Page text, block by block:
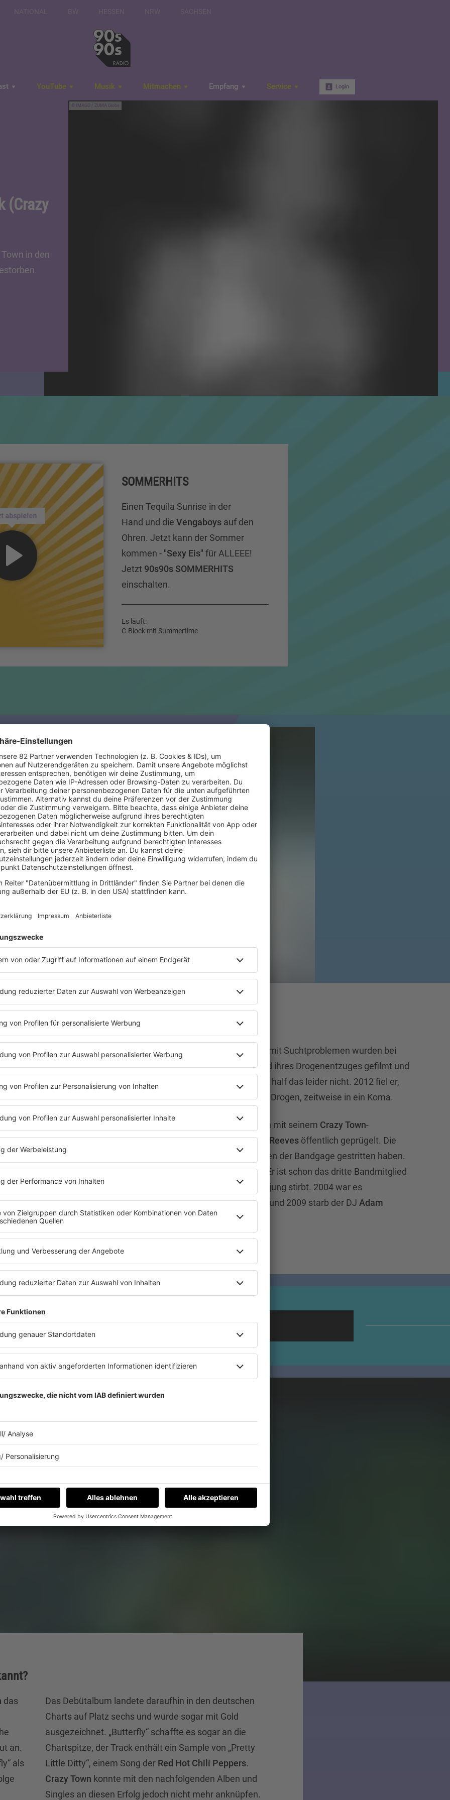
YouTube Musik Mitmachen Empfang Service Login
IMAGO / ZUMA Globe
(Crazy
in den
abspielen
SOMMERHITS
Einen Tequila Sunrise in der
Hand und die Vengaboys auf den
Ohren. Jetzt kann der Sommer
kommen - "Sexy Eis" für ALLEEE!
Jetzt 90s90s SOMMERHITS
einschalten.
Es läuft:
C-Block mit Summertime
(Crazy Town) wurde nur 49 Jahre alt
wurde der Sänger und Rapper Shifty
24. Juni 2024 tot in seinem Haus in Los
Der Frontmann von
Crazy Town
alt. Weitere Details zu den Umständen
noch nicht bekannt, aber er hatte im
immer wieder mit
bekam immer wieder Wind davon, dass
Drogensucht in den Griff zu
warShifty Shellshockbei der
Realityserie „Celebrity Rehab with Dr.
Drew“ dabei. Promis mit Suchtproblemen wurden bei
dieser Show während ihres Drogenentzuges gefilmt und
half das leider nicht. 2012 fiel er,
angeblich wegen der Drogen, zeitweise in ein Koma.
2023 hat er sich dann mit seinem Crazy Town-
BandkollegenBobby Reeves öffentlich geprügelt. Die
zwei sollen sich wegen der Bandgage gestritten haben.
Besonders tragisch: Er ist schon das dritte Bandmitglied
Crazy Town
, das jung stirbt. 2004 war es
GitarristRust Epique und 2009 starb der DJ Adam
Goldstein
das
an.
als
Das Debütalbum landete daraufhin in den deutschen
Charts auf Platz sechs und wurde sogar mit Gold
ausgezeichnet. „Butterfly“ schaffte es sogar an die
Chartspitze, der Track enthält ein Sample von „Pretty
Little Ditty“, einem Song der Red Hot Chili Peppers.
Crazy Town konnte mit den nachfolgenden Alben und
Singles an diesen Erfolg jedoch nicht mehr anknüpfen.